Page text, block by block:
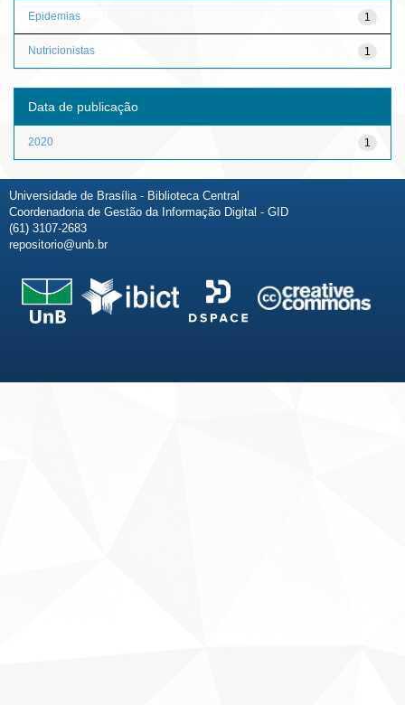
1
Epidemias
1
Nutricionistas
Data de publicação
1
2020
Universidade de Brasília - Biblioteca Central
Coordenadoria de Gestão da Informação Digital - GID
(61) 3107-2683
repositorio@unb.br